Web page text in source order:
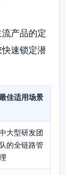
产品的定
速锁定潜
佳适用场景
大型研发团
队的全链路管